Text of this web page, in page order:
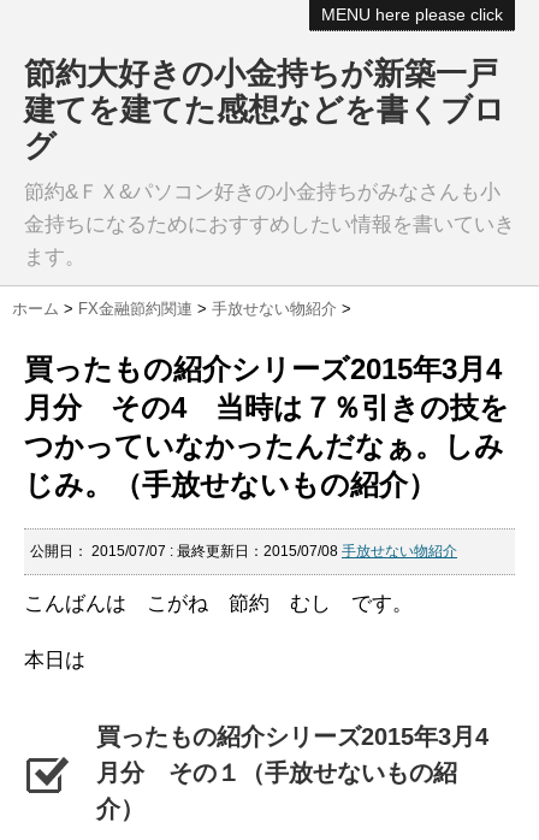
MENU here please click
節約大好きの小金持ちが新築一戸
建てを建てた感想などを書くブロ
グ
節約&ＦＸ&パソコン好きの小金持ちがみなさんも小
金持ちになるためにおすすめしたい情報を書いていき
ます。
ホーム > FX金融節約関連 > 手放せない物紹介 >
買ったもの紹介シリーズ2015年3月4
月分 その4 当時は７％引きの技を
つかっていなかったんだなぁ。しみ
じみ。（手放せないもの紹介）
公開日： 2015/07/07 : 最終更新日：2015/07/08 手放せない物紹介
こんばんは こがね 節約 むし です。
本日は
買ったもの紹介シリーズ2015年3月4
月分 その１（手放せないもの紹
介）